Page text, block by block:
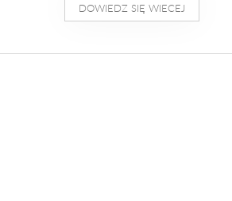
DOWIEDZ SIĘ WIECEJ